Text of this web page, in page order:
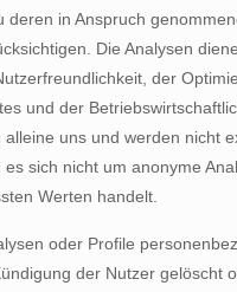
deren in Anspruch
Die Analysen
der
und der
alleine uns und werden nicht
sich nicht um anonyme
Werten handelt.
oder Profile
der Nutzer gelöscht